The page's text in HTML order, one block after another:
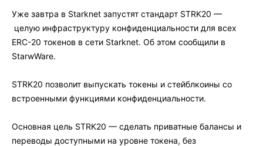
Уже завтра в Starknet запустят стандарт STRK20 —
целую инфраструктуру конфиденциальности для всех
ERC-20 токенов в сети Starknet. Об этом сообщили в
StarwWare.
STRK20 позволит выпускать токены и стейблкоины со
встроенными функциями конфиденциальности.
Основная цель STRK20 — сделать приватные балансы и
переводы доступными на уровне токена, без